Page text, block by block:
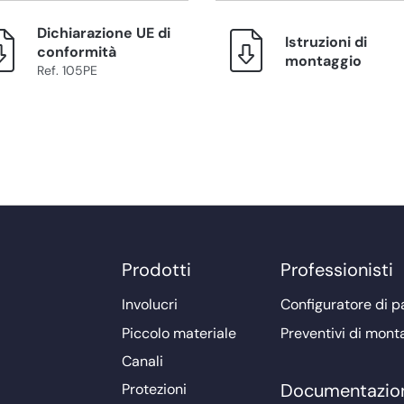
Dichiarazione UE di
conformità
Ref. 105PE
Istruzioni di
montaggio
Prodotti
Involucri
Piccolo materiale
Canali
Protezioni
Professionisti
Configuratore di
Preventivi di